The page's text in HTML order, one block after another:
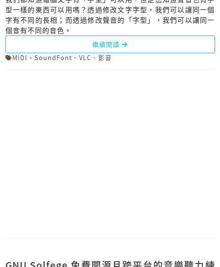
型一樣的東西可以用嗎？透過修改文字字型，我們可以讓同一個
字有不同的長相；而透過修改聲音的「字型」，我們可以讓同一
個音有不同的音色。
繼續閱讀
MIDI 、 SoundFont 、 VLC 、 影音